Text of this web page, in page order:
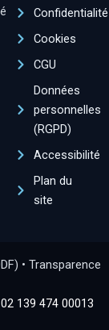
Confidentialité
Cookies
CGU
Données
personnelles
(RGPD)
Accessibilité
Plan du
site
• Transparence
139 474 00013